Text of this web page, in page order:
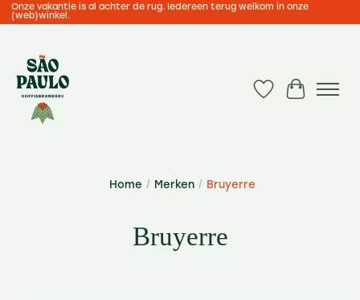
Onze vakantie is al achter de rug. Iedereen terug welkom in onze
(web)winkel.
Verlanglijst
Home / Merken / Bruyerre
Bruyerre